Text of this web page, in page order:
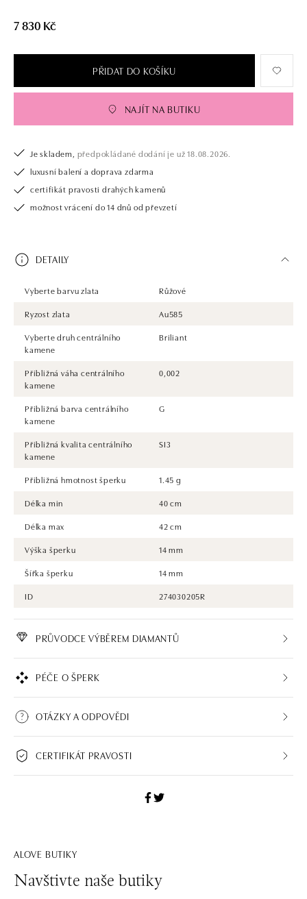
7 830 Kč
PŘIDAT DO KOŠÍKU
NAJÍT NA BUTIKU
Je skladem, předpokládané dodání je už 18.08.2026.
luxusní balení a doprava zdarma
certifikát pravosti drahých kamenů
možnost vrácení do 14 dnů od převzetí
DETAILY
Vyberte barvu zlata
Růžové
Ryzost zlata
Au585
Vyberte druh centrálního
kamene
Briliant
Přibližná váha centrálního
kamene
0,002
Přibližná barva centrálního
kamene
G
Přibližná kvalita centrálního
kamene
SI3
Přibližná hmotnost šperku
1.45 g
Délka min
40 cm
Délka max
42 cm
Výška šperku
14 mm
Šířka šperku
14 mm
ID
274030205R
PRŮVODCE VÝBĚREM DIAMANTŮ
PÉČE O ŠPERK
OTÁZKY A ODPOVĚDI
CERTIFIKÁT PRAVOSTI
ALOVE BUTIKY
Navštivte naše butiky